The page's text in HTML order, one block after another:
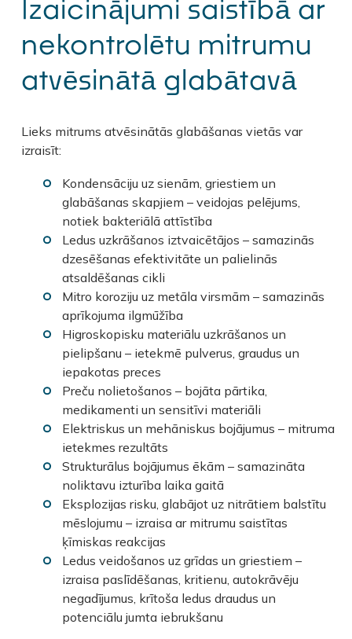
Izaicinājumi saistībā ar
nekontrolētu mitrumu
atvēsinātā glabātavā
Lieks mitrums atvēsinātās glabāšanas vietās var
izraisīt:
Kondensāciju uz sienām, griestiem un
glabāšanas skapjiem – veidojas pelējums,
notiek bakteriālā attīstība
Ledus uzkrāšanos iztvaicētājos – samazinās
dzesēšanas efektivitāte un palielinās
atsaldēšanas cikli
Mitro koroziju uz metāla virsmām – samazinās
aprīkojuma ilgmūžība
Higroskopisku materiālu uzkrāšanos un
pielipšanu – ietekmē pulverus, graudus un
iepakotas preces
Preču nolietošanos – bojāta pārtika,
medikamenti un sensitīvi materiāli
Elektriskus un mehāniskus bojājumus – mitruma
ietekmes rezultāts
Strukturālus bojājumus ēkām – samazināta
noliktavu izturība laika gaitā
Eksplozijas risku, glabājot uz nitrātiem balstītu
mēslojumu – izraisa ar mitrumu saistītas
ķīmiskas reakcijas
Ledus veidošanos uz grīdas un griestiem –
izraisa paslīdēšanas, kritienu, autokrāvēju
negadījumus, krītoša ledus draudus un
potenciālu jumta iebrukšanu